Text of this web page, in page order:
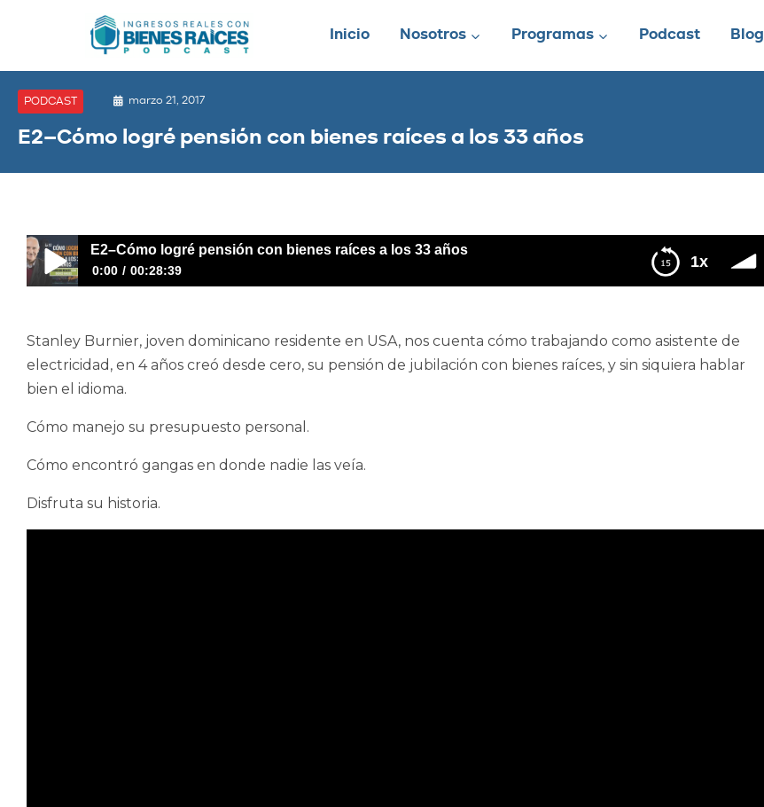
Inicio Nosotros Programas Podcast Blog
PODCAST marzo 21, 2017
E2–Cómo logré pensión con bienes raíces a los 33 años
1x
E2–Cómo logré pensión con bienes raíces a los 33 años
0:00 00:28:39
Stanley Burnier, joven dominicano residente en USA, nos cuenta cómo trabajando como asistente de
electricidad, en 4 años creó desde cero, su pensión de jubilación con bienes raíces, y sin siquiera hablar
bien el idioma.
Cómo manejo su presupuesto personal.
Cómo encontró gangas en donde nadie las veía.
Disfruta su historia.